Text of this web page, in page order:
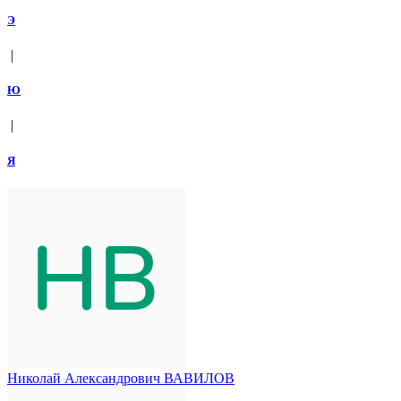
Э
|
Ю
Я
Николай Александрович ВАВИЛОВ